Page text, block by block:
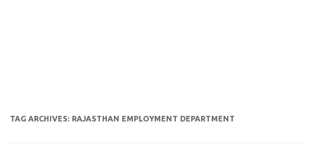
TAG ARCHIVES: RAJASTHAN EMPLOYMENT DEPARTMENT